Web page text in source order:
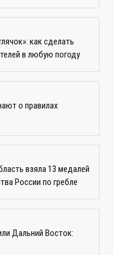
как сделать
в любую погоду
о правилах
взяла 13 медалей
России по гребле
Дальний Восток: